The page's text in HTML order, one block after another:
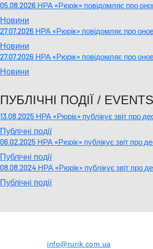
05.08.2026 НРА «Рюрік» повідомляє про
Новини
27.07.2026 НРА «Рюрік» повідомляє про
Новини
27.07.2026 НРА «Рюрік» повідомляє про
Новини
ПУБЛІЧНІ ПОДІЇ / EVENTS
13.08.2025 НРА «Рюрік» публікує звіт про
Публічні події
06.02.2025 НРА «Рюрік» публікує звіт про
Публічні події
08.08.2024 НРА «Рюрік» публікує звіт про
Публічні події
info@rurik.com.ua